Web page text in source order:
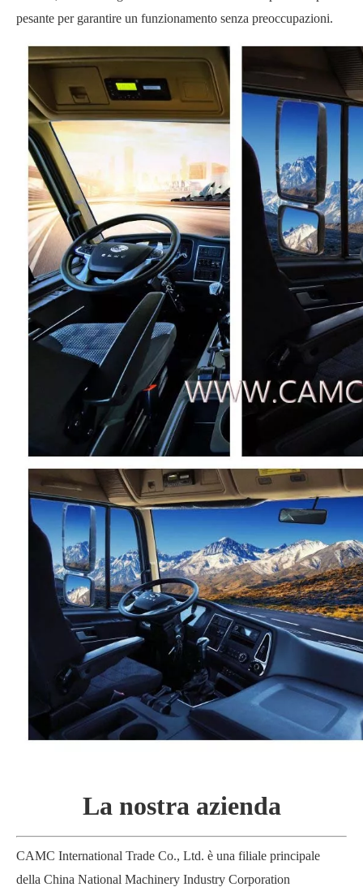
pesante per garantire un funzionamento senza preoccupazioni.
La nostra azienda
CAMC International Trade Co., Ltd. è una filiale principale
della China National Machinery Industry Corporation